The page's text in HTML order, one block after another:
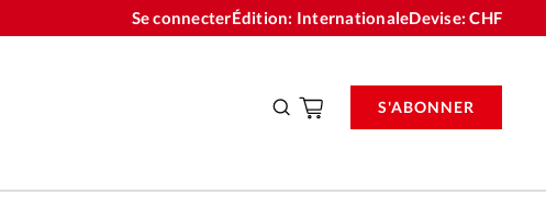
Se connecterÉdition: InternationaleDevise:CHF
S'ABONNER